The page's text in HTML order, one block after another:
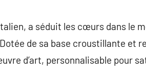
a séduit les cœurs dans le
de sa base croustillante et
d’art, personnalisable pour